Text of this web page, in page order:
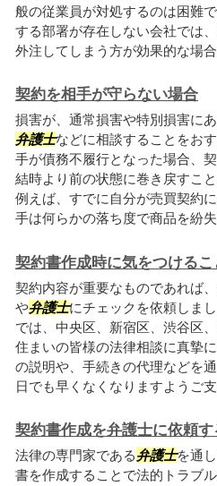
般の従業員が対処するのは困難
する部署が存在しない会社では
外注してしまう方が効果的な場
契約を相手が守らない場合
損害が、通常損害や特別損害に
弁護士などに相談することをお
手が債務不履行となった場合、
結時より前の状態に巻き戻すこ
例えば、すでに自分が売買契約
手は何らかの落ち度で商品を紛
契約書作成時に気をつけるこ
契約内容が重要なものであれば
や弁護士にチェックを依頼しま
では、中央区、新宿区、渋谷区
住まいの皆様の法律相談に真摯
の説明や、手続きの代理などを
日でも早くなくなりますようご
契約書作成を弁護士に依頼す
法律の専門家である弁護士を通
書を作成することで法的トラブ